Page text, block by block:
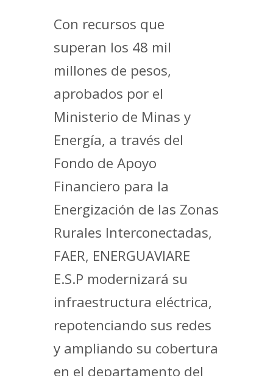
Con recursos que
superan los 48 mil
millones de pesos,
aprobados por el
Ministerio de Minas y
Energía, a través del
Fondo de Apoyo
Financiero para la
Energización de las Zonas
Rurales Interconectadas,
FAER, ENERGUAVIARE
E.S.P modernizará su
infraestructura eléctrica,
repotenciando sus redes
y ampliando su cobertura
en el departamento del